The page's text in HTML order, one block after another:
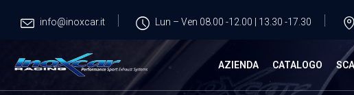
info@inoxcar.it Lun – Ven 08.00 -12.00 | 13.30 -17.30
AZIENDA CATALOGO